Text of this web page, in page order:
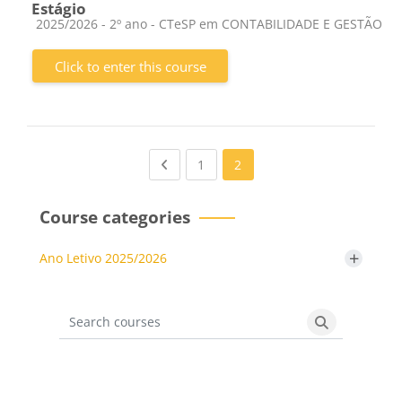
Estágio
Course category
2025/2026 - 2º ano - CTeSP em CONTABILIDADE E GESTÃO
Click to enter this course
Previous page
1 (current)
2
Course categories
Ano Letivo 2025/2026 +
Search courses
Search